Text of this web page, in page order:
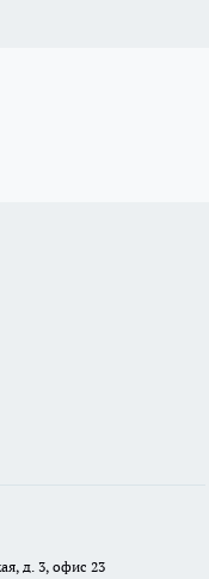
д. 3, офис 23